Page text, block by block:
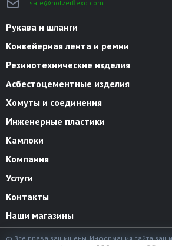
sale@holzerflexo.com
Рукава и шланги
Конвейерная лента и ремни
Резинотехнические изделия
Асбестоцементные изделия
Хомуты и соединения
Инженерные пластики
Камлоки
Компания
Услуги
Контакты
Наши магазины
© Все права защищены. Информация сайта